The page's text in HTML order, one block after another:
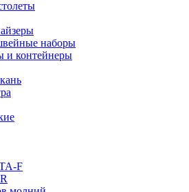
наборы
и контейнеры
F